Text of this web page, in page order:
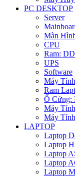
PC DESKTOP
Server
Màn
CPU
Ram:
UPS
Software
Máy
Ram
Ổ Cứng:
Máy
Máy
LAPTOP
Laptop
Laptop
Laptop
Laptop
Laptop